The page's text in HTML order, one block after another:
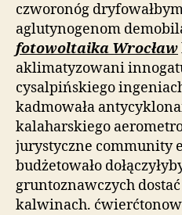
czworonóg
aglutynogenom
fotowoltaika Wrocław
aklimatyzowani
cysalpińskiego
kadmowała
kalaharskiego
jurystyczne community
budżetowało
gruntoznawczych
kalwinach.